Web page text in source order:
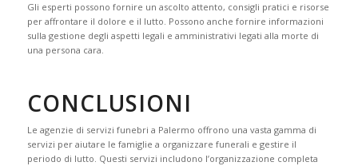
Gli esperti possono fornire un ascolto attento, consigli pratici e risorse
per affrontare il dolore e il lutto. Possono anche fornire informazioni
sulla gestione degli aspetti legali e amministrativi legati alla morte di
una persona cara.
CONCLUSIONI
Le agenzie di servizi funebri a Palermo offrono una vasta gamma di
servizi per aiutare le famiglie a organizzare funerali e gestire il
periodo di lutto. Questi servizi includono l’organizzazione completa